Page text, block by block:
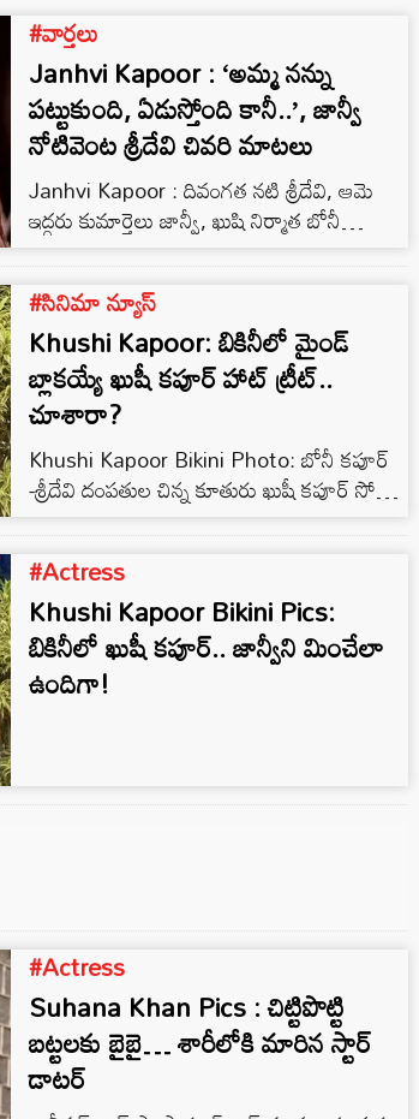
#వార్తలు
Janhvi Kapoor : ‘అమ్మ నన్ను
పట్టుకుంది, ఏడుస్తోంది కానీ..’, జాన్వీ
నోటివెంట శ్రీదేవి చివరి మాటలు
Janhvi Kapoor : దివంగత నటి శ్రీదేవి, ఆమె
ఇద్దరు కుమార్తెలు జాన్వీ, ఖుషి నిర్మాత బోనీ
కపూర్‌లకు రెండవ కుటుంబం ఉంది. బోనీ కపూర్
పిల్లలు. నటులు అర్జున్ కపూర్, అన్షులా కపూర్…
బోనీ కపూర్ .. శ్రీదేవి ని పెళ్లి చేసుకునేందుకు అర్జున్
కపూర్‌ అంగీకరించలేదు.
#సినిమా న్యూస్
Khushi Kapoor: బికినీలో మైండ్
బ్లాకయ్యే ఖుషీ కపూర్ హాట్ ట్రీట్..
చూశారా?
Khushi Kapoor Bikini Photo: బోనీ కపూర్
-శ్రీదేవి దంపతుల చిన్న కూతురు ఖుషీ కపూర్ సోషల్
సంపాదించుకునేందుకు బోల్డ్‌నెస్ బాణాన్ని
ఎక్కుపెట్టింది. అక్క జాన్వీ కపూర్ లాగే ఖుషీ కపూర్
కొన్ని హాట్ ఫోటోలను సోషల్ మీడియాలో షేర్
చేస్తూ ఉండగా ఆ లుక్స్ అన్నీ సోషల్ మీడియాలో
బాగా వైరల్ అవుతున్నాయి. ఆమె ఫోటోలు
#Actress
Khushi Kapoor Bikini Pics:
బికినీలో ఖుషీ కపూర్.. జాన్వీని మించేలా
ఉందిగా!
#Actress
Suhana Khan Pics : చిట్టిపొట్టి
బట్టలకు బైబై… శారీలోకి మారిన స్టార్
డాటర్